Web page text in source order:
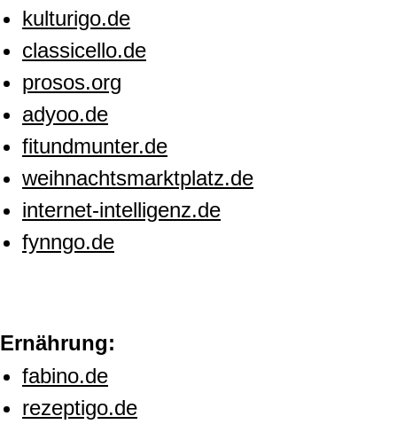
kulturigo.de
classicello.de
prosos.org
adyoo.de
fitundmunter.de
weihnachtsmarktplatz.de
internet-intelligenz.de
fynngo.de
Ernährung:
fabino.de
rezeptigo.de